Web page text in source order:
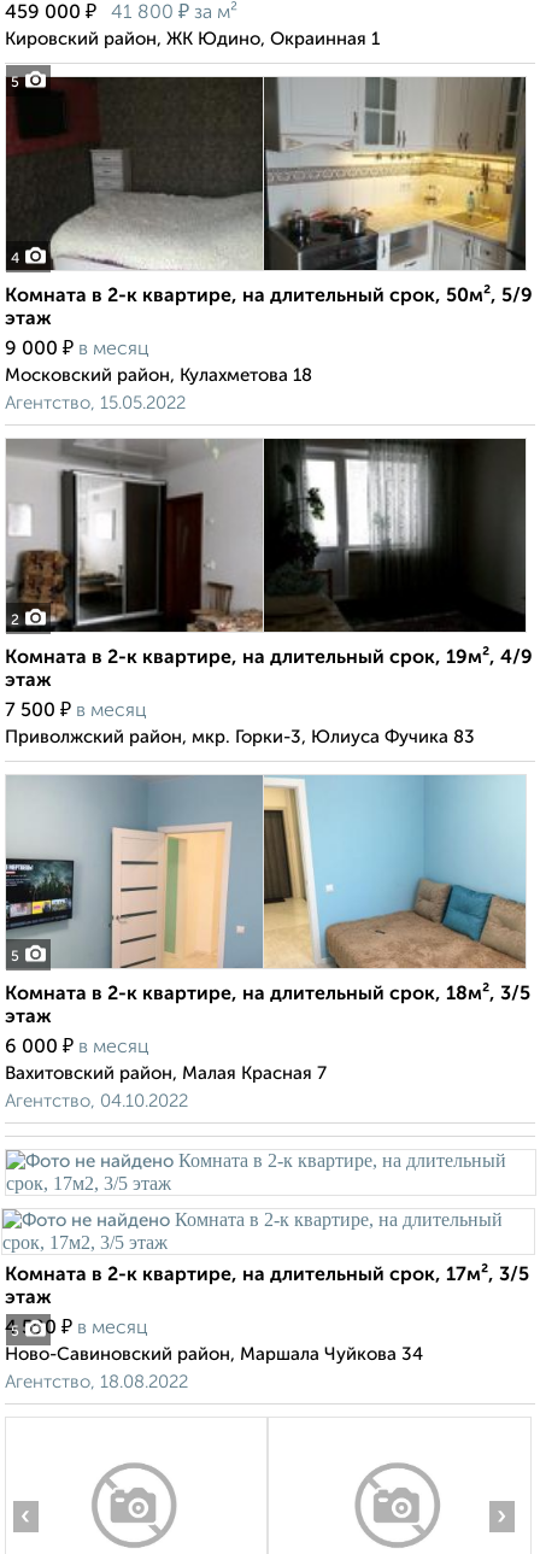
5
459 000 ₽ 41 800 ₽ за м²
Кировский район, ЖК Юдино, Окраинная 1
4
Комната в 2-к квартире, на длительный срок, 50м², 5/9
этаж
9 000 ₽ в месяц
Московский район, Кулахметова 18
Агентство, 15.05.2022
2
Комната в 2-к квартире, на длительный срок, 19м², 4/9
этаж
7 500 ₽ в месяц
Приволжский район, мкр. Горки-3, Юлиуса Фучика 83
5
Комната в 2-к квартире, на длительный срок, 18м², 3/5
этаж
6 000 ₽ в месяц
Вахитовский район, Малая Красная 7
Агентство, 04.10.2022
5
Комната в 2-к квартире, на длительный срок, 17м², 3/5
этаж
4 500 ₽ в месяц
Ново-Савиновский район, Маршала Чуйкова 34
Агентство, 18.08.2022
‹ ›